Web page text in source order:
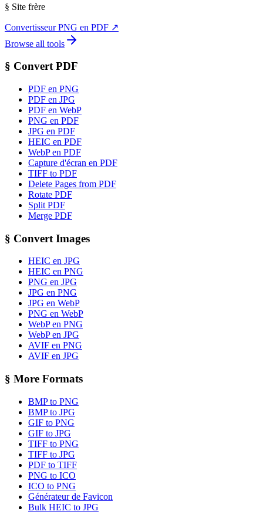
§ Site frère
Convertisseur PNG en PDF ↗
Browse all tools
§ Convert PDF
PDF en PNG
PDF en JPG
PDF en WebP
PNG en PDF
JPG en PDF
HEIC en PDF
WebP en PDF
Capture d'écran en PDF
TIFF to PDF
Delete Pages from PDF
Rotate PDF
Split PDF
Merge PDF
§ Convert Images
HEIC en JPG
HEIC en PNG
PNG en JPG
JPG en PNG
JPG en WebP
PNG en WebP
WebP en PNG
WebP en JPG
AVIF en PNG
AVIF en JPG
§ More Formats
BMP to PNG
BMP to JPG
GIF to PNG
GIF to JPG
TIFF to PNG
TIFF to JPG
PDF to TIFF
PNG to ICO
ICO to PNG
Générateur de Favicon
Bulk HEIC to JPG